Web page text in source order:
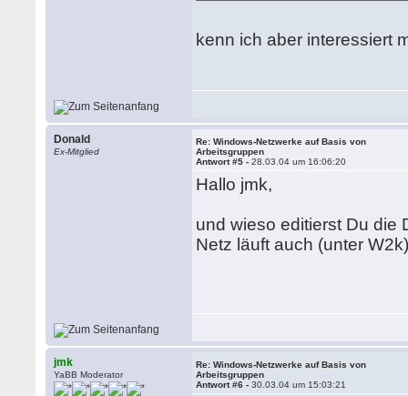
kenn ich aber interessiert
Donald
Ex-Mitglied
Re: Windows-Netzwerke auf Basis von
Arbeitsgruppen
Antwort #5 -28.03.04 um 16:06:20
Hallo jmk,
und wieso editierst Du die
Netz läuft auch (unter
jmk
YaBB Moderator
Re: Windows-Netzwerke auf Basis von
Arbeitsgruppen
Antwort #6 -30.03.04 um 15:03:21